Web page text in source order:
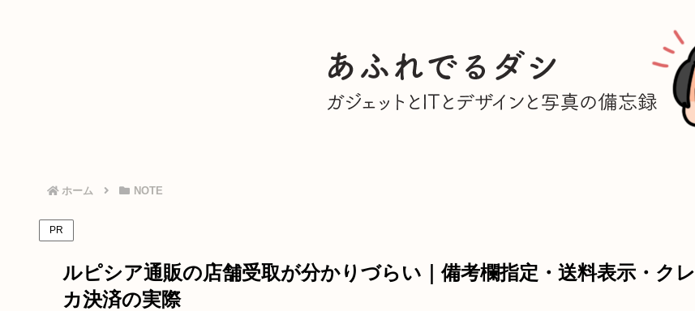
ホーム NOTE
PR
ルピシア通販の店舗受取が分かりづらい｜備考欄指定・送料表示・クレ
カ決済の実際